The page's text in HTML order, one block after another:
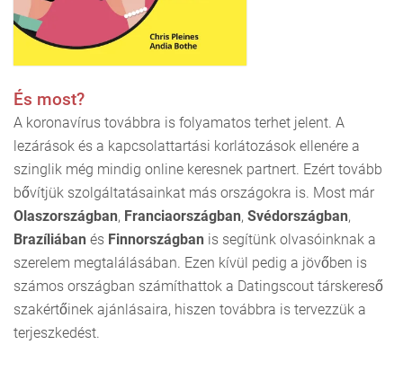
És most?
A koronavírus továbbra is folyamatos terhet jelent. A
lezárások és a kapcsolattartási korlátozások ellenére a
szinglik még mindig online keresnek partnert. Ezért tovább
bővítjük szolgáltatásainkat más országokra is. Most már
Olaszországban, Franciaországban, Svédországban,
Brazíliában és Finnországban is segítünk olvasóinknak a
szerelem megtalálásában. Ezen kívül pedig a jövőben is
számos országban számíthattok a Datingscout társkereső
szakértőinek ajánlásaira, hiszen továbbra is tervezzük a
terjeszkedést.